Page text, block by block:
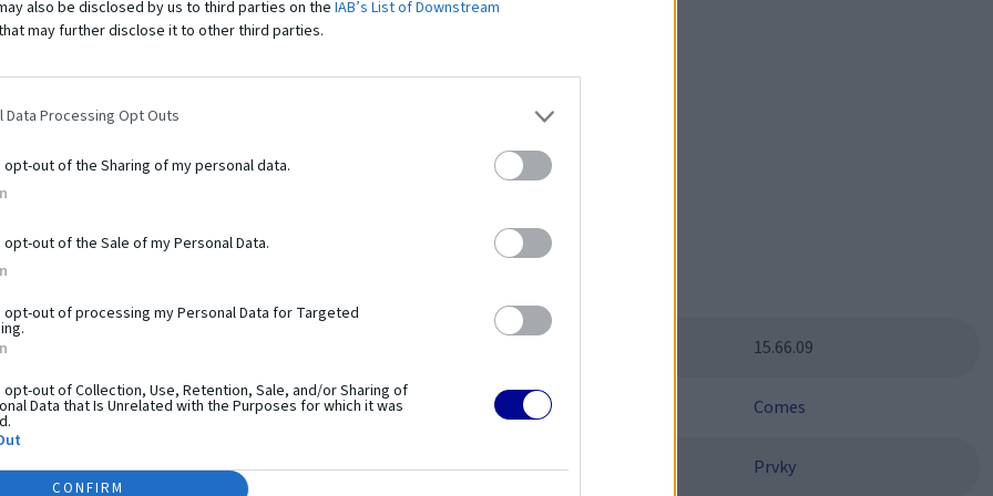
also be disclosed by us to third parties on the IAB’s List of Downstream
may further disclose it to other third parties.
Data Processing Opt Outs
opt-out of the Sharing of my personal data.
out of the Sale of my Personal Data.
opt-out of processing my Personal Data for Targeted
opt-out of Collection, Use, Retention, Sale, and/or Sharing of
Data that Is Unrelated with the Purposes for which it was
CONFIRM
tento produkt výnimočným?
workoutu. Pozostáva z hrázd, bradiel, lavíc a plošín,
využití hmotnosti vlastného tela. Prvky vám umožňujú
Práve preto sú tréningové zostavy z
systém využiteľný pri telovýchovných cvičeniach,
rozvoja. Použitie pevných a odolných materiálov a
používania.
15.66.09
Comes
Kategórie: Prvky